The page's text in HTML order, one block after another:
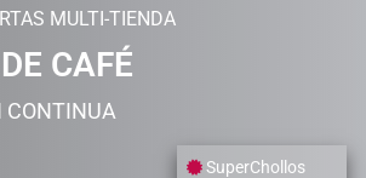
MULTI-TIENDA
CAFÉ
CONTINUA
SuperChollos